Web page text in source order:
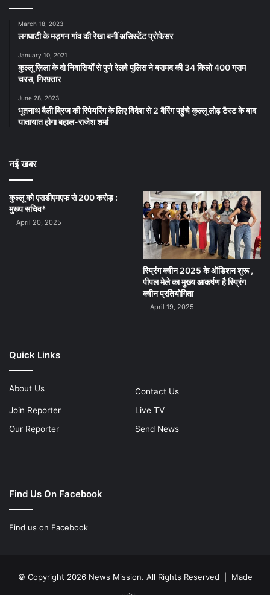
March 18, 2023
लगघाटी के मड़गन गांव की रेखा बनीं असिस्टेंट प्रोफेसर
January 10, 2021
कुल्लू ज़िला के दो निवासियों से पुणे रेलवे पुलिस ने बरामद की 34 किलो 400 ग्राम
चरस, गिरफ़्तार
June 28, 2023
भूतनाथ बैली ब्रिज की रिपेयरिंग के लिए विदेश से 2 बैरिंग पहुंचे कुल्लू लोढ़ टैस्ट के बाद
यातायात होगा बहाल-राजेश शर्मा
नई खबर
कुल्लू को एसडीएमएफ से 200 करोड़ :
मुख्य सचिव*
April 20, 2025
स्प्रिंग क्वीन 2025 के ऑडिशन शुरू ,
पीपल मेले का मुख्य आकर्षण है स्प्रिंग
क्वीन प्रतियोगिता
April 19, 2025
Quick Links
About Us
Contact Us
Join Reporter
Live TV
Our Reporter
Send News
Find Us On Facebook
Find us on Facebook
© Copyright 2026 News Mission. All Rights Reserved | Made